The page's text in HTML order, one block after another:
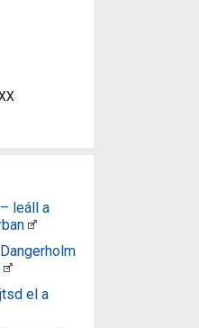
leáll a
el a